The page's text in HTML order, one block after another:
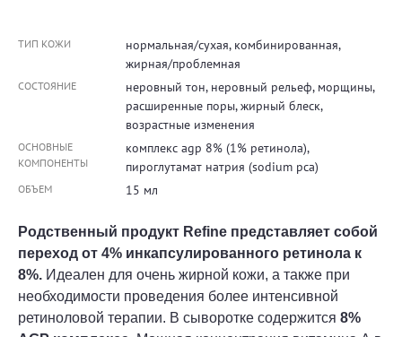
ТИП КОЖИ
нормальная/сухая, комбинированная,
жирная/проблемная
СОСТОЯНИЕ
неровный тон, неровный рельеф, морщины,
расширенные поры, жирный блеск,
возрастные изменения
ОСНОВНЫЕ
КОМПОНЕНТЫ
комплекс agp 8% (1% ретинола),
пироглутамат натрия (sodium pca)
ОБЪЕМ 15 мл
Родственный продукт Refine представляет собой
переход от 4% инкапсулированного ретинола к
8%. Идеален для очень жирной кожи, а также при
необходимости проведения более интенсивной
ретиноловой терапии. В сыворотке содержится 8%